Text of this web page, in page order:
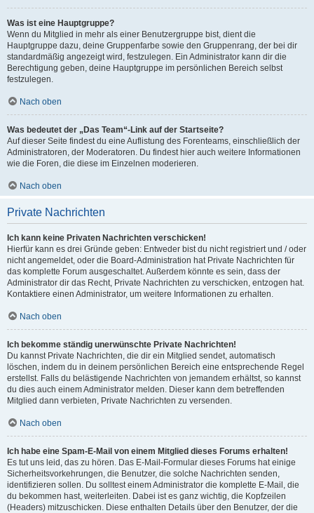
Was ist eine Hauptgruppe?
Wenn du Mitglied in mehr als einer Benutzergruppe bist, dient die
Hauptgruppe dazu, deine Gruppenfarbe sowie den Gruppenrang, der bei dir
standardmäßig angezeigt wird, festzulegen. Ein Administrator kann dir die
Berechtigung geben, deine Hauptgruppe im persönlichen Bereich selbst
festzulegen.
Nach oben
Was bedeutet der „Das Team“-Link auf der Startseite?
Auf dieser Seite findest du eine Auflistung des Forenteams, einschließlich der
Administratoren, der Moderatoren. Du findest hier auch weitere Informationen
wie die Foren, die diese im Einzelnen moderieren.
Nach oben
Private Nachrichten
Ich kann keine Privaten Nachrichten verschicken!
Hierfür kann es drei Gründe geben: Entweder bist du nicht registriert und / oder
nicht angemeldet, oder die Board-Administration hat Private Nachrichten für
das komplette Forum ausgeschaltet. Außerdem könnte es sein, dass der
Administrator dir das Recht, Private Nachrichten zu verschicken, entzogen hat.
Kontaktiere einen Administrator, um weitere Informationen zu erhalten.
Nach oben
Ich bekomme ständig unerwünschte Private Nachrichten!
Du kannst Private Nachrichten, die dir ein Mitglied sendet, automatisch
löschen, indem du in deinem persönlichen Bereich eine entsprechende Regel
erstellst. Falls du belästigende Nachrichten von jemandem erhältst, so kannst
du dies auch einem Administrator melden. Dieser kann dem betreffenden
Mitglied dann verbieten, Private Nachrichten zu versenden.
Nach oben
Ich habe eine Spam-E-Mail von einem Mitglied dieses Forums erhalten!
Es tut uns leid, das zu hören. Das E-Mail-Formular dieses Forums hat einige
Sicherheitsvorkehrungen, die Benutzer, die solche Nachrichten senden,
identifizieren sollen. Du solltest einem Administrator die komplette E-Mail, die
du bekommen hast, weiterleiten. Dabei ist es ganz wichtig, die Kopfzeilen
(Headers) mitzuschicken. Diese enthalten Details über den Benutzer, der die